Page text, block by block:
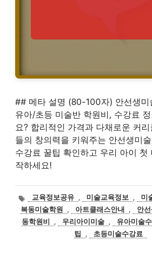
## 메타 설명 (80-100자) 안선생미
유아/초등 미술반 학원비, 수강료
요? 합리적인 가격과 다채로운 커리
들의 창의력을 키워주는 안선생미
수강료 꿀팁 확인하고 우리 아이 첫
작하세요!
태
그
교육정보공유 , 미술교육정보 , 미
복동미술학원
, 아트클래스안내 ,
안
동학원비
, 우리아이미술 , 유아미술
팁
, 초등미술수강료